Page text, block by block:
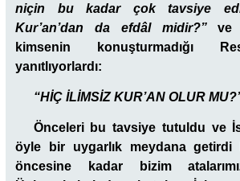
niçin bu kadar çok tavsiye
Kur’an’dan da efdâl midir?”ve
kimsenin konuşturmadığı
yanıtlıyorlardı:
“HİÇ İLİMSİZ KUR’AN OLUR
Önceleri bu tavsiye tutuldu ve
öyle bir uygarlık meydana
öncesine kadar bizim